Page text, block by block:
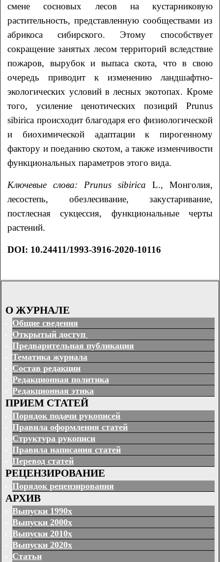
смене сосновых лесов на кустарниковую
растительность, представленную сообществами из
абрикоса сибирского. Этому способствует
сокращение занятых лесом территорий вследствие
пожаров, вырубок и выпаса скота, что в свою
очередь приводит к изменению ландшафтно-
экологических условий в лесных экотопах. Кроме
того, усиление ценотических позиций Prunus
sibirica происходит благодаря его физиологической
и биохимической адаптации к пирогенному
фактору и поеданию скотом, а также изменчивости
функциональных параметров этого вида.
Ключевые слова: Prunus sibirica L., Монголия,
лесостепь, обезлесивание, закустаривание,
постлесная сукцессия, функциональные черты
растений.
DOI: 10.24411/1993-3916-2020-10116
О ЖУРНАЛЕ
Общие сведения
Открытый доступ
Предварительная публикация
Тематика журнала
Состав редакции
Редакционная политика
Редакционная этика
ПРИЕМ СТАТЕЙ
Порядок подачи рукописей
Правила оформления статей
Структура рукописи
Правила написания статей
Перевод статей
РЕЦЕНЗИРОВАНИЕ
Порядок рецензирования
АРХИВ
Выпуски 1990х
Выпуски 2000х
Выпуски 2010х
Выпуски 2020х
Статьи